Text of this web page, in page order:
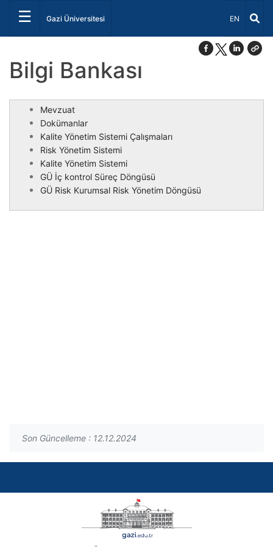
☰ Gazi Üniversitesi Dil Seçiniz
EN
Bilgi Bankası
Mevzuat
Dokümanlar
Kalite Yönetim Sistemi Çalışmaları
Risk Yönetim Sistemi
Kalite Yönetim Sistemi
GÜ İç kontrol Süreç Döngüsü
GÜ Risk Kurumsal Risk Yönetim Döngüsü
Son Güncelleme : 12.12.2024